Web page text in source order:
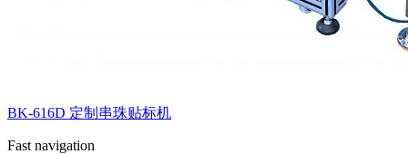
BK-616D 定制串珠贴标机
Fast navigation